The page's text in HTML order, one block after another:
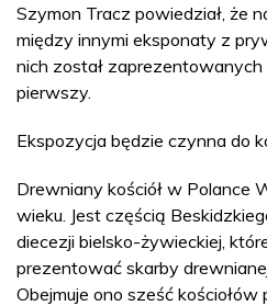
Szymon Tracz powiedział, że
między innymi eksponaty z
nich został zaprezentowanych
pierwszy.
Ekspozycja będzie czynna do
Drewniany kościół w Polance
wieku. Jest częścią
diecezji bielsko-żywieckiej,
prezentować skarby
Obejmuje ono sześć kościołów